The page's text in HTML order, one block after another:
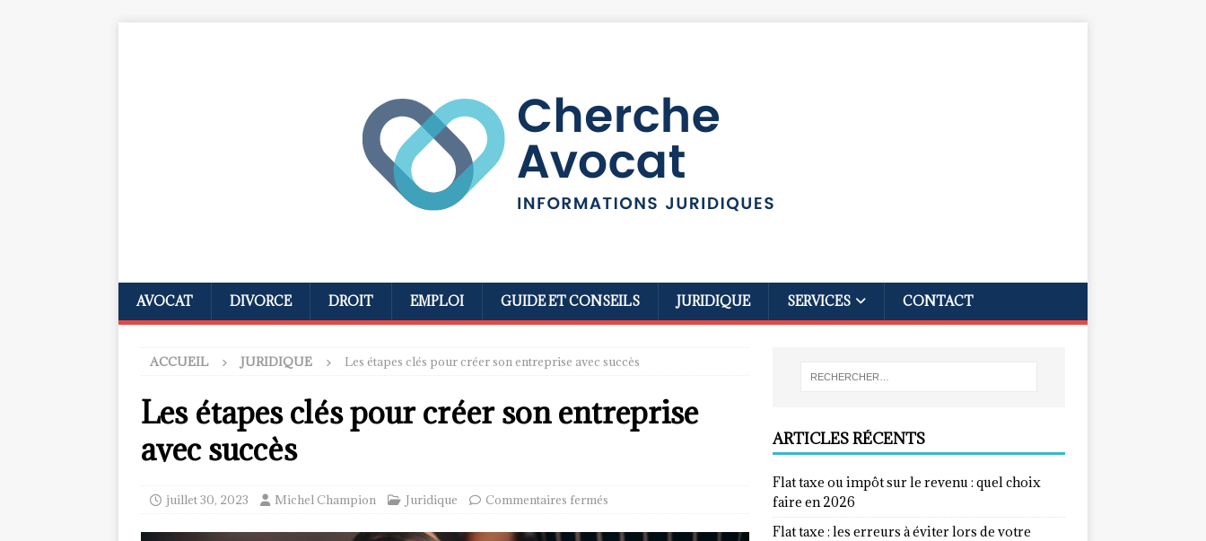
AVOCAT DIVORCE DROIT EMPLOI GUIDE ET CONSEILS JURIDIQUE SERVICES CONTACT
ACCUEIL JURIDIQUE Les étapes clés pour créer son entreprise avec succès
Les étapes clés pour créer son entreprise
avec succès
juillet 30, 2023 Michel Champion Juridique Commentaires fermés
ARTICLES RÉCENTS
Flat taxe ou impôt sur le revenu : quel choix
faire en 2026
Flat taxe : les erreurs à éviter lors de votre